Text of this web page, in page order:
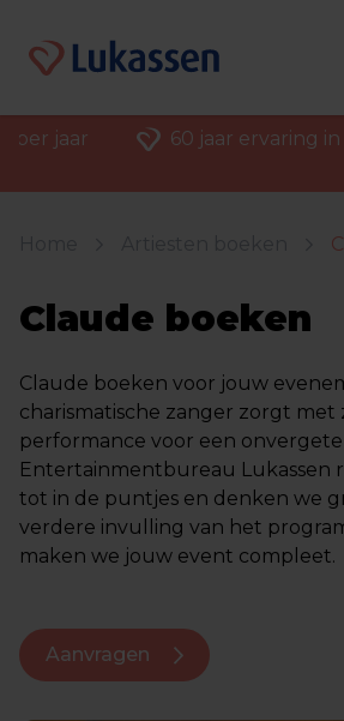
per jaar 60 jaar ervaring
Claude boeken
Claude boeken voor jouw
charismatische zanger zorgt met
performance voor een
Entertainmentbureau Lukassen
tot in de puntjes en denken we
verdere invulling van het
maken we jouw event compleet.
Aanvragen